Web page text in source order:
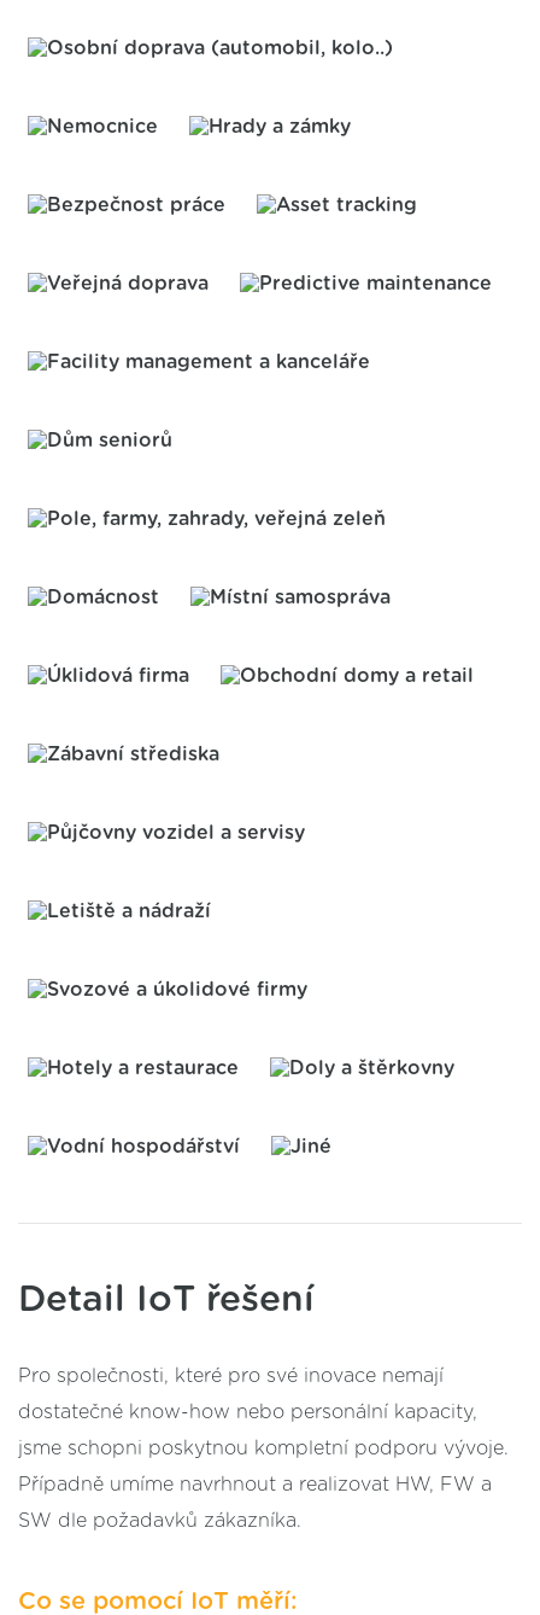
Detail IoT řešení
Pro společnosti, které pro své inovace nemají
dostatečné know-how nebo personální kapacity,
jsme schopni poskytnou kompletní podporu vývoje.
Případně umíme navrhnout a realizovat HW, FW a
SW dle požadavků zákazníka.
Co se pomocí IoT měří: